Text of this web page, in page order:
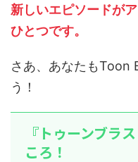
新しいエピソードが
ひとつです。
さあ、あなたもToon
う！
『トゥーンブラ
ころ！